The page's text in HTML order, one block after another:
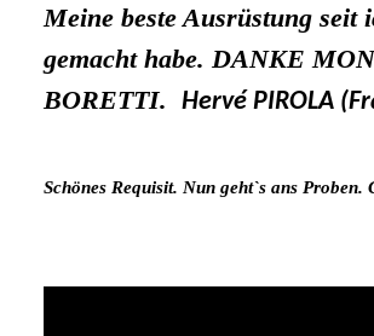
Meine beste Ausrüstung seit
gemacht habe. DANKE
BORETTI.
Hervé PIROLA
Schönes Requisit. Nun geht`s ans Proben.